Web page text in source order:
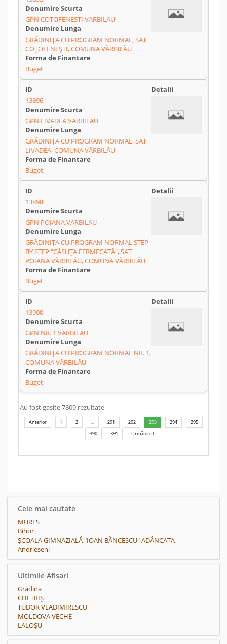
GPN COTOFENESTI VARBILAU
GRĂDINIȚA CU PROGRAM NORMAL, SAT
COȚOFENEȘTI, COMUNA VĂRBILĂU
Buget
13896
GPN LIVADEA VARBILAU
GRĂDINIȚA CU PROGRAM NORMAL, SAT
LIVADEA, COMUNA VĂRBILĂU
Buget
13898
GPN POIANA VARBILAU
GRĂDINIȚA CU PROGRAM NORMAL STEP
BY STEP "CĂSUȚA FERMECATĂ", SAT
POIANA VĂRBILĂU, COMUNA VĂRBILĂU
Buget
13900
GPN NR. 1 VARBILAU
GRĂDINIȚA CU PROGRAM NORMAL NR. 1,
COMUNA VĂRBILĂU
Buget
Au fost gasite 7809 rezultate
Anterior 1 2 ... 291 292 293 294
295
...
390 391 Următorul
Cele mai cautate
MURES
Bihor
ȘCOALA GIMNAZIALĂ "IOAN BĂNCESCU" ADÂNCATA
Andrieseni
Ultimile Afisari
Gradina
CHETRIŞ
TUDOR VLADIMIRESCU
MOLDOVA VECHE
LALOŞU